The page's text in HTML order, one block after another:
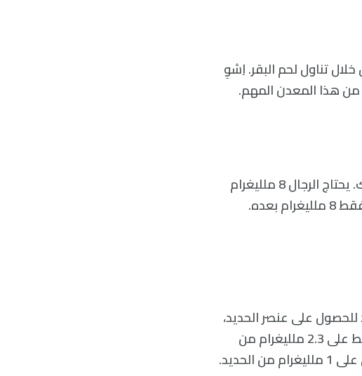
تناول لحم البقر. اِشوِ
ما هي كمية الحديد التي تحتاجها يوميًا؟ يعتمد هذا على عمرك وجنسك. يحتاج الرجال 8 ملليغرام
من الحديد يوميًا، بينما تحتاج النساء 18 ملليغرام حتى سن الخمسين، وفقط 8 ملليغرام بعده.
للحصول على عنصر الحديد،
يمكنك تناول الديك الرومي، أو الدجاج، أو البط. تحتوي 3 أونصات من البط على 2.3 ملليغرام من